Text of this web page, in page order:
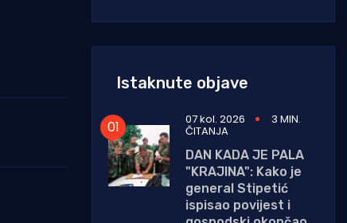
Istaknute objave
07 kol. 2026 3 MIN.
ČITANJA
DAN KADA JE PALA
"KRAJINA": Kako je
general Stipetić
ispisao povijest i